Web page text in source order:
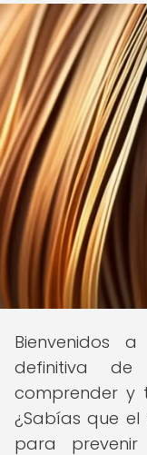
Bienvenidos a
definitiva de
comprender y
¿Sabías que
para